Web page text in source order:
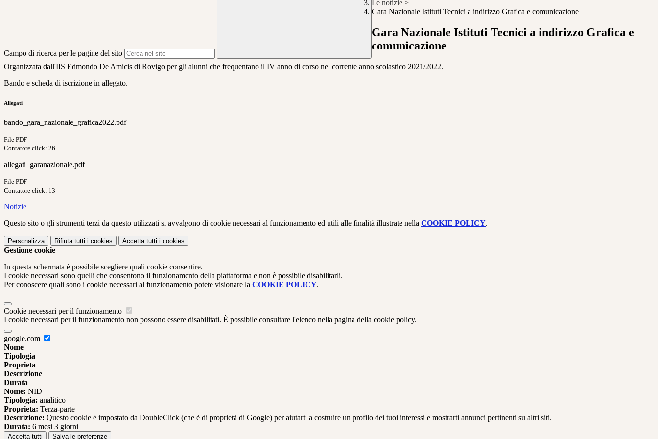
Campo di ricerca per le pagine del sito
Le notizie >
Gara Nazionale Istituti Tecnici a indirizzo Grafica e comunicazione
Gara Nazionale Istituti Tecnici a indirizzo Grafica e
comunicazione
Organizzata dall'IIS Edmondo De Amicis di Rovigo per gli alunni che frequentano il IV anno di corso nel corrente anno scolastico 2021/2022.
Bando e scheda di iscrizione in allegato.
Allegati
bando_gara_nazionale_grafica2022.pdf
File PDF
Contatore click: 26
allegati_garanazionale.pdf
File PDF
Contatore click: 13
Notizie
Questo sito o gli strumenti terzi da questo utilizzati si avvalgono di cookie necessari al funzionamento ed utili alle finalità illustrate nella COOKIE POLICY.
Personalizza Rifiuta tutti i cookies Accetta tutti i cookies
Gestione cookie
In questa schermata è possibile scegliere quali cookie consentire.
I cookie necessari sono quelli che consentono il funzionamento della piattaforma e non è possibile disabilitarli.
Per conoscere quali sono i cookie necessari al funzionamento potete visionare la COOKIE POLICY.
Cookie necessari per il funzionamento
I cookie necessari per il funzionamento non possono essere disabilitati. È possibile consultare l'elenco nella pagina della cookie policy.
google.com
Nome
Tipologia
Proprieta
Descrizione
Durata
Nome: NID
Tipologia: analitico
Proprieta: Terza-parte
Descrizione: Questo cookie è impostato da DoubleClick (che è di proprietà di Google) per aiutarti a costruire un profilo dei tuoi interessi e mostrarti annunci pertinenti su altri siti.
Durata: 6 mesi 3 giorni
Accetta tutti Salva le preferenze